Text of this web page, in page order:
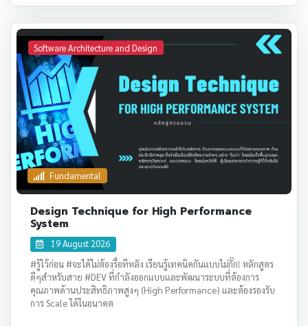
Software Architecture and Design
Fundamental
Design Technique for High Performance
System
19 August 2026
#รู้ไว้ก่อน #จะได้ไม่ต้องรื้อทีหลัง เรียนรู้เทคนิคกันแบบไม่กั๊ก! หลักสูตร
ดีๆสำหรับสาย #DEV ที่กำลังออกแบบและพัฒนาระบบที่ต้องการ
คุณภาพด้านประสิทธิภาพสูงๆ (High Performance) และต้องรองรับ
การ Scale ได้ในอนาคต